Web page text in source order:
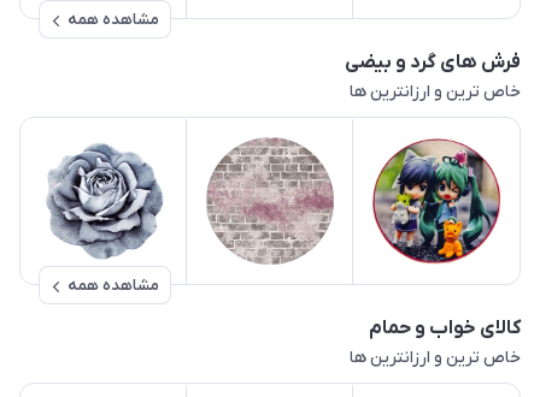
مشاهده همه
فرش های گرد و بیضی
خاص ترین و ارزانترین ها
مشاهده همه
کالای خواب و حمام
خاص ترین و ارزانترین ها